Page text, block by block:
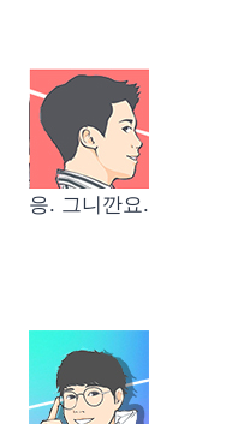
응. 그니깐요.